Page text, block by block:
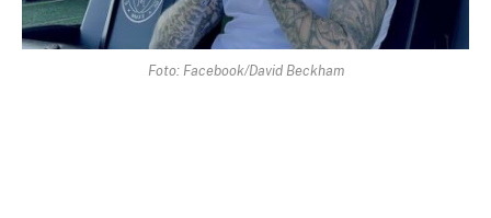
Foto: Facebook/David Beckham